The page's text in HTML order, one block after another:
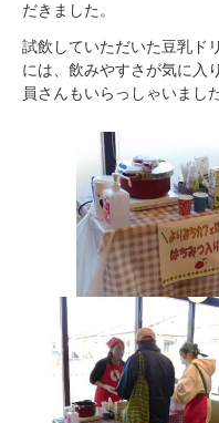
だきました。
試飲していただいた豆乳ド
には、飲みやすさが気に入
員さんもいらっしゃいました